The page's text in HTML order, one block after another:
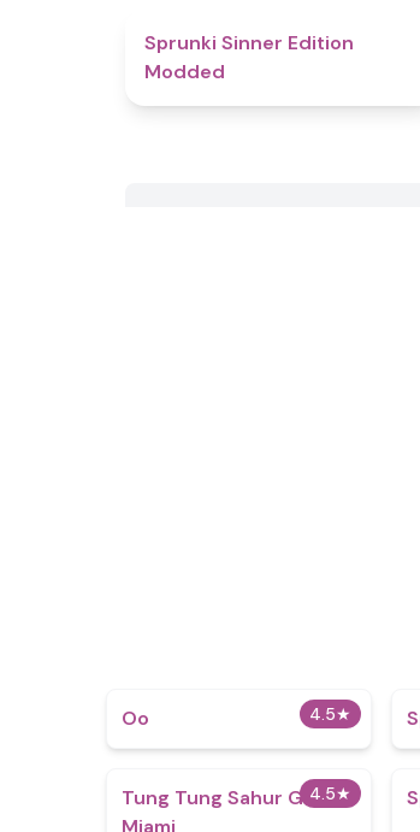
Sprunki Sinner Edition
Modded
4.5★
Oo
4.5★
Tung Tung Sahur GTA
Miami